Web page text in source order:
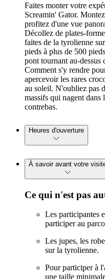
Faites monter votre
Screamin' Gator.
profitez d'une vue
Décollez de plates-
faites de la tyrolienne
pieds à plus de 500
pont tournant au-
Comment s'y rendre
apercevoir les rares
au soleil. N'oubliez pas
massifs qui nagent dans
contrebas.
Heures d'ouverture
À savoir avant votre
Ce qui n'est pas
Les participantes
participer au
Les jupes, les
sur la tyrolienne.
Pour participer à
une taille